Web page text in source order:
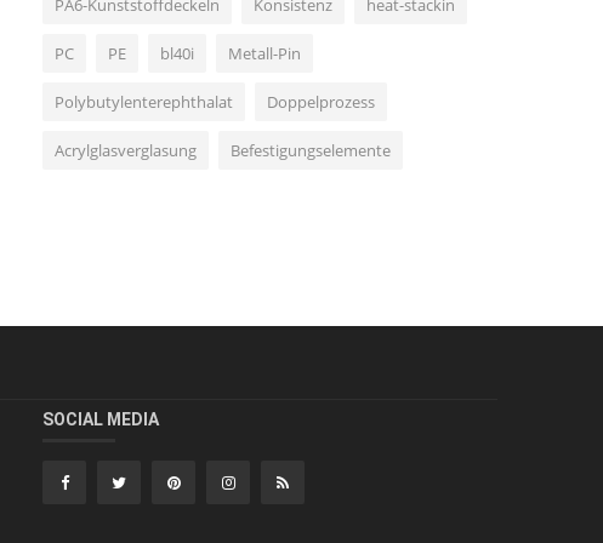
PA6-Kunststoffdeckeln Konsistenz heat-stackin
PC PE bl40i Metall-Pin
Polybutylenterephthalat Doppelprozess
Acrylglasverglasung Befestigungselemente
SOCIAL MEDIA